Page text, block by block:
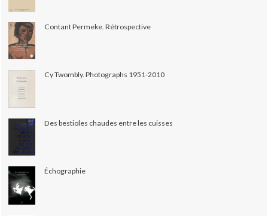
Contant Permeke. Rétrospective
Cy Twombly. Photographs 1951-2010
Des bestioles chaudes entre les cuisses
Échographie